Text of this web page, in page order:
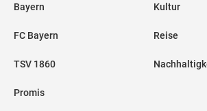
Bayern
FC Bayern
TSV 1860
Promis
Kultur
Reise